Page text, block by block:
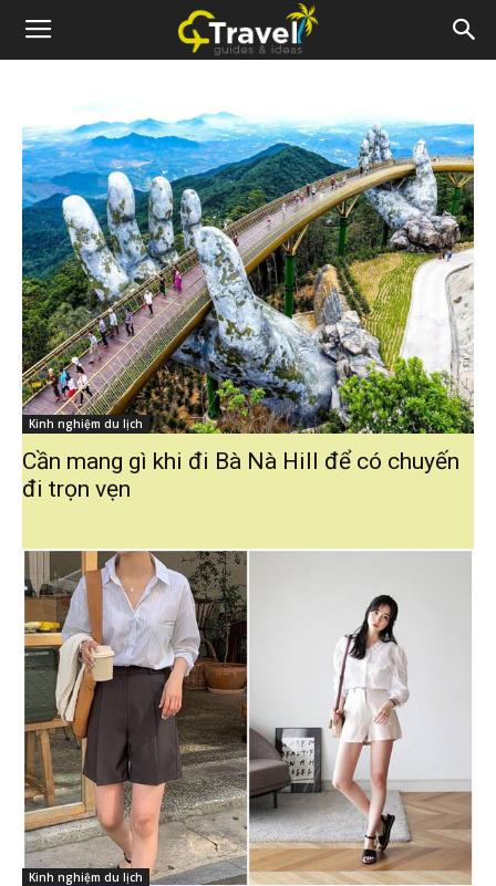
Kinh nghiệm du lịch
Cần mang gì khi đi Bà Nà Hill để có chuyến
đi trọn vẹn
Kinh nghiệm du lịch